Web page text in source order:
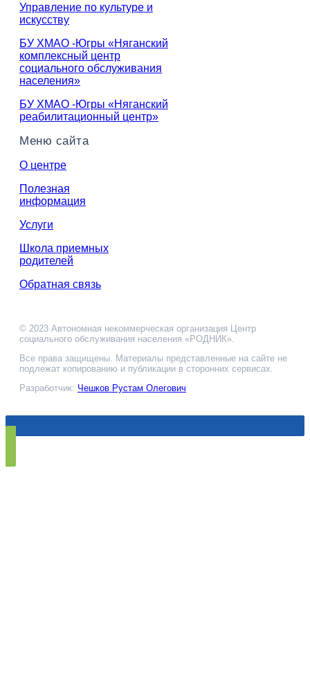
Управление по культуре и
искусству
БУ ХМАО -Югры «Няганский
комплексный центр
социального обслуживания
населения»
БУ ХМАО -Югры «Няганский
реабилитационный центр»
Меню сайта
О центре
Полезная
информация
Услуги
Школа приемных
родителей
Обратная связь
© 2023 Автономная некоммерческая организация Центр
социального обслуживания населения «РОДНИК».
Все права защищены. Материалы представленные на сайте не
подлежат копированию и публикации в сторонних сервисах.
Разработчик: Чешков Рустам Олегович